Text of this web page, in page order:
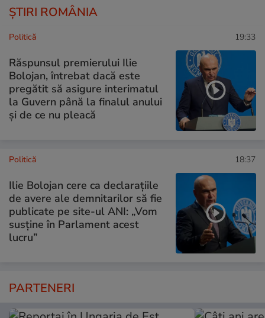
ȘTIRI ROMÂNIA
Politică 19:33
Răspunsul premierului Ilie
Bolojan, întrebat dacă este
pregătit să asigure interimatul
la Guvern până la finalul anului
și de ce nu pleacă
Politică 18:37
Ilie Bolojan cere ca declarațiile
de avere ale demnitarilor să fie
publicate pe site-ul ANI: „Vom
susține în Parlament acest
lucru”
PARTENERI